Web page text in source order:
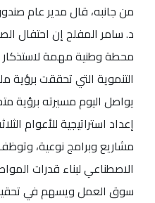
من جانبه، قال مدير عام
د. سامر المفلح إن احتفال
محطة وطنية مهمة لاستذكار
التنموية التي تحققت
يواصل اليوم مسيرته برؤية
إعداد استراتيجية للأعوام
مشاريع وبرامج نوعية،
الاصطناعي لبناء قدرات
سوق العمل ويسهم في